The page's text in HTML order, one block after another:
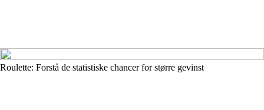
Roulette: Forstå de statistiske chancer for større gevinst